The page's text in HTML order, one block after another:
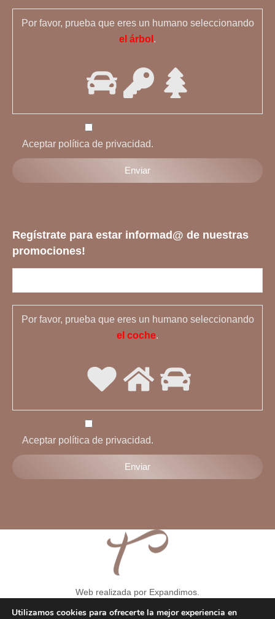
Por favor, prueba que eres un humano seleccionando
el árbol .
Aceptar política de privacidad.
Regístrate para estar informad@ de nuestras
promociones!
Por favor, prueba que eres un humano seleccionando
el coche.
Aceptar política de privacidad.
Web realizada por Expandimos.
Aviso legal
Condiciones generales
Formulario de solicitud de
Utilizamos cookies para ofrecerte la mejor experiencia en